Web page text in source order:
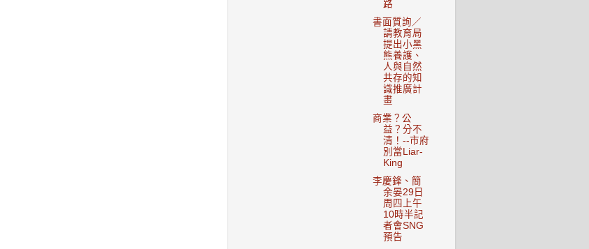
路
書面質詢／
請教育局
提出小黑
熊養護、
人與自然
共存的知
識推廣計
畫
商業？公
益？分不
清！--市府
別當Liar-
King
李慶鋒、簡
余晏29日
周四上午
10時半記
者會SNG
預告